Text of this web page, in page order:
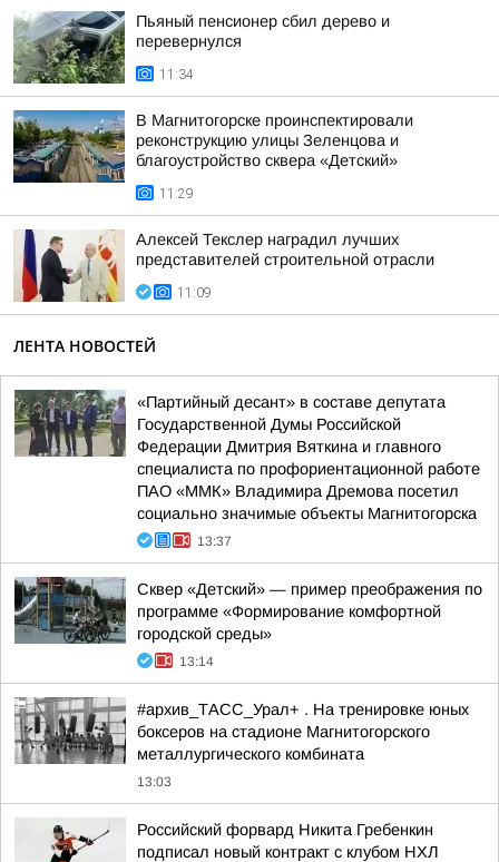
Пьяный пенсионер сбил дерево и
перевернулся
11:34
В Магнитогорске проинспектировали
реконструкцию улицы Зеленцова и
благоустройство сквера «Детский»
11:29
Алексей Текслер наградил лучших
представителей строительной отрасли
11:09
ЛЕНТА НОВОСТЕЙ
«Партийный десант» в составе депутата
Государственной Думы Российской
Федерации Дмитрия Вяткина и главного
специалиста по профориентационной работе
ПАО «ММК» Владимира Дремова посетил
социально значимые объекты Магнитогорска
13:37
Сквер «Детский» — пример преображения по
программе «Формирование комфортной
городской среды»
13:14
#архив_ТАСС_Урал+ . На тренировке юных
боксеров на стадионе Магнитогорского
металлургического комбината
13:03
Российский форвард Никита Гребенкин
подписал новый контракт с клубом НХЛ